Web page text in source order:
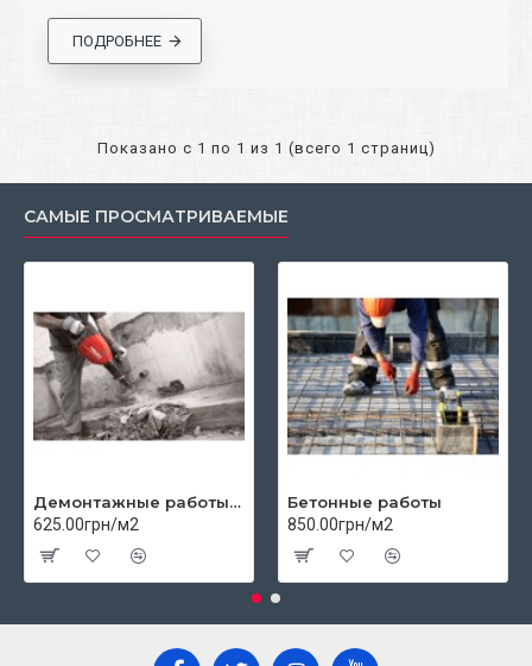
ПОДРОБНЕЕ
Показано с 1 по 1 из 1 (всего 1 страниц)
САМЫЕ ПРОСМАТРИВАЕМЫЕ
Демонтажные работы цены
625.00грн/м2
Бетонные работы
850.00грн/м2